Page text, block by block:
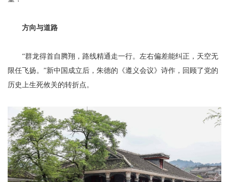
方向与道路
“群龙得首自腾翔，路线精通走一行。左右偏差能纠正，天空无
限任飞扬。”新中国成立后，朱德的《遵义会议》诗作，回顾了党的
历史上生死攸关的转折点。